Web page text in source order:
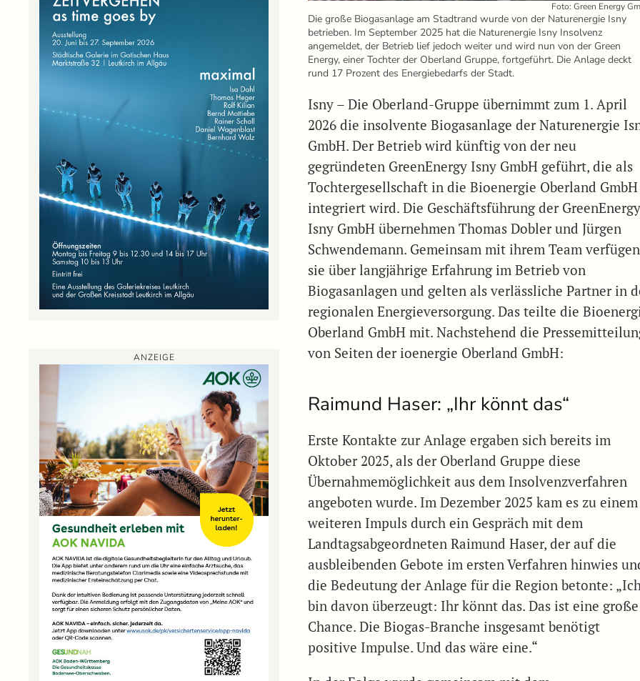
ANZEIGE
Foto: Green Energy
Die große Biogasanlage am Stadtrand wurde von der Naturenergie Isny
betrieben. Im September 2025 hat die Naturenergie Isny Insolvenz
angemeldet, der Betrieb lief jedoch weiter und wird nun von der Green
Energy, einer Tochter der Oberland Gruppe, fortgeführt. Die Anlage deckt
rund 17 Prozent des Energiebedarfs der Stadt.
Isny – Die Oberland-Gruppe übernimmt zum 1. April
2026 die insolvente Biogasanlage der Naturenergie
GmbH. Der Betrieb wird künftig von der neu
gegründeten GreenEnergy Isny GmbH geführt, die als
Tochtergesellschaft in die Bioenergie Oberland GmbH
integriert wird. Die Geschäftsführung der
Isny GmbH übernehmen Thomas Dobler und Jürgen
Schwendemann. Gemeinsam mit ihrem Team verfügen
sie über langjährige Erfahrung im Betrieb von
Biogasanlagen und gelten als verlässliche Partner in
regionalen Energieversorgung. Das teilte die
Oberland GmbH mit. Nachstehend die
von Seiten der ioenergie Oberland GmbH:
Raimund Haser: „Ihr könnt das“
Erste Kontakte zur Anlage ergaben sich bereits im
Oktober 2025, als der Oberland Gruppe diese
Übernahmemöglichkeit aus dem Insolvenzverfahren
angeboten wurde. Im Dezember 2025 kam es zu einem
weiteren Impuls durch ein Gespräch mit dem
Landtagsabgeordneten Raimund Haser, der auf die
ausbleibenden Gebote im ersten Verfahren hinwies
die Bedeutung der Anlage für die Region betonte:
bin davon überzeugt: Ihr könnt das. Das ist eine große
Chance. Die Biogas-Branche insgesamt benötigt
positive Impulse. Und das wäre eine.“